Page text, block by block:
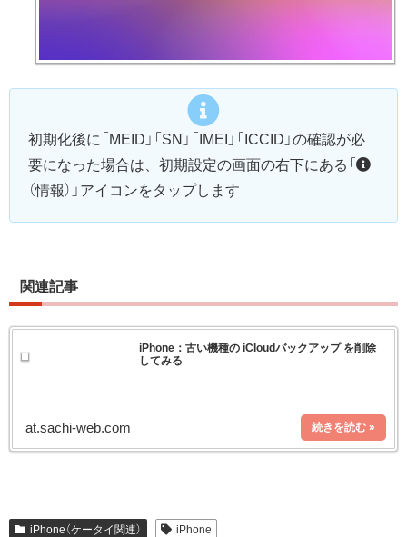
初期化後に「MEID」「SN」「IMEI」「ICCID」の確認が必
要になった場合は、初期設定の画面の右下にある「
（情報）」アイコンをタップします
関連記事
iPhone：古い機種の iCloudバックアップ を削除
してみる
at.sachi-web.com
iPhone（ケータイ関連） iPhone